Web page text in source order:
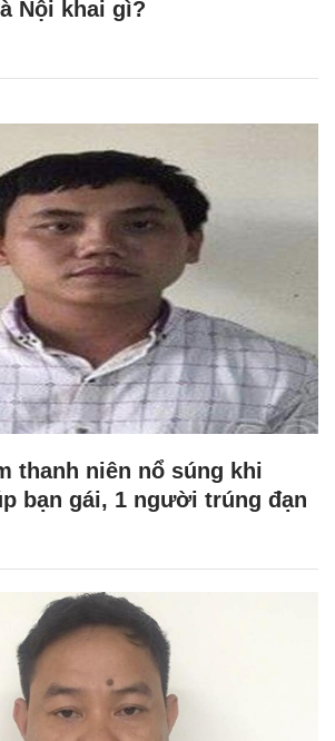
Nội khai gì?
thanh niên nổ súng khi
bạn gái, 1 người trúng đạn